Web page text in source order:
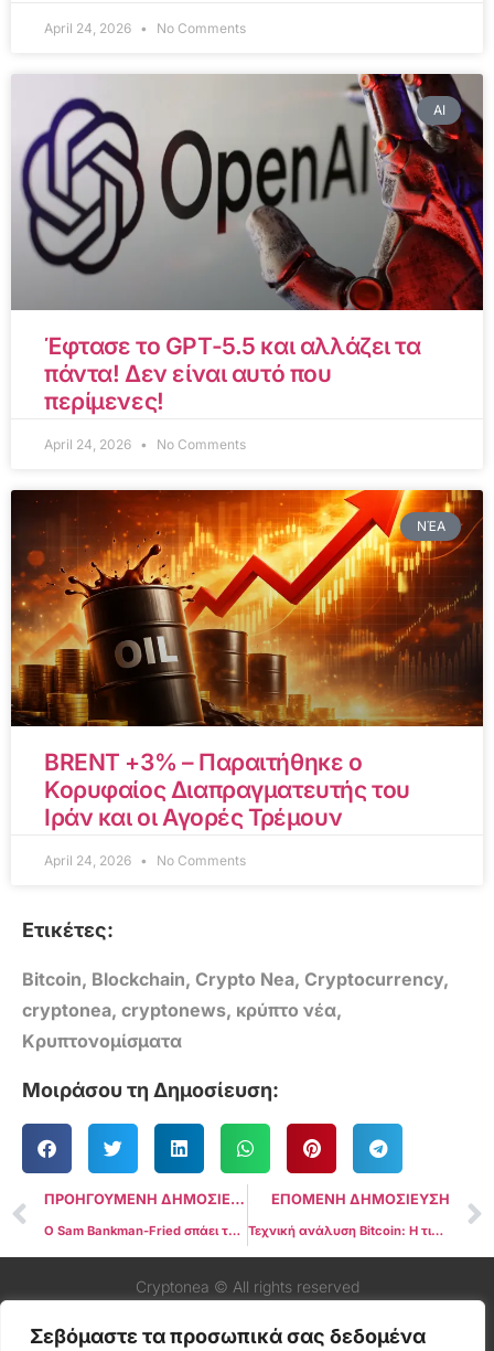
Σεβόμαστε τα προσωπικά σας δεδομένα
April 24, 2026 No Comments
AI
Έφτασε το GPT-5.5 και αλλάζει τα
πάντα! Δεν είναι αυτό που
περίμενες!
April 24, 2026 No Comments
ΝΈΑ
BRENT +3% – Παραιτήθηκε ο
Κορυφαίος Διαπραγματευτής του
Ιράν και οι Αγορές Τρέμουν
April 24, 2026 No Comments
Ετικέτες:
Bitcoin, Blockchain, Crypto Nea, Cryptocurrency,
cryptonea, cryptonews, κρύπτο νέα,
Κρυπτονομίσματα
Μοιράσου τη Δημοσίευση:
ΠΡΟΗΓΟΥΜΕΝΗ ΔΗΜΟΣΙΕΥΣΗ
Ο Sam Bankman-Fried σπάει τη σιωπή του μετά την καταδίκη: “Ποτέ δεν πίστεψα ότι οι πράξεις μου ήταν παράνομες”
ΕΠΟΜΕΝΗ ΔΗΜΟΣΙΕΥΣΗ
Τεχνική ανάλυση Bitcoin: Η τιμή σταθεροποιείται μετά την πρόσφατη πτωτική τάση
Cryptonea © All rights reserved